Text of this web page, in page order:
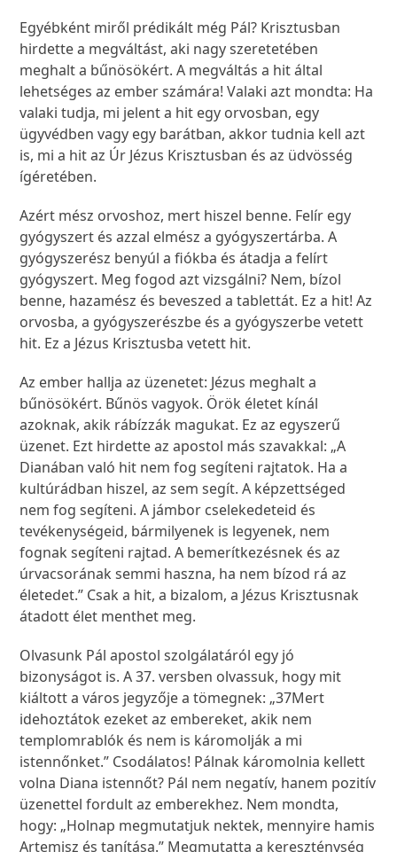
Egyébként miről prédikált még Pál? Krisztusban
hirdette a megváltást, aki nagy szeretetében
meghalt a bűnösökért. A megváltás a hit által
lehetséges az ember számára! Valaki azt mondta: Ha
valaki tudja, mi jelent a hit egy orvosban, egy
ügyvédben vagy egy barátban, akkor tudnia kell azt
is, mi a hit az Úr Jézus Krisztusban és az üdvösség
ígéretében.
Azért mész orvoshoz, mert hiszel benne. Felír egy
gyógyszert és azzal elmész a gyógyszertárba. A
gyógyszerész benyúl a fiókba és átadja a felírt
gyógyszert. Meg fogod azt vizsgálni? Nem, bízol
benne, hazamész és beveszed a tablettát. Ez a hit! Az
orvosba, a gyógyszerészbe és a gyógyszerbe vetett
hit. Ez a Jézus Krisztusba vetett hit.
Az ember hallja az üzenetet: Jézus meghalt a
bűnösökért. Bűnös vagyok. Örök életet kínál
azoknak, akik rábízzák magukat. Ez az egyszerű
üzenet. Ezt hirdette az apostol más szavakkal: „A
Dianában való hit nem fog segíteni rajtatok. Ha a
kultúrádban hiszel, az sem segít. A képzettséged
nem fog segíteni. A jámbor cselekedeteid és
tevékenységeid, bármilyenek is legyenek, nem
fognak segíteni rajtad. A bemerítkezésnek és az
úrvacsorának semmi haszna, ha nem bízod rá az
életedet.” Csak a hit, a bizalom, a Jézus Krisztusnak
átadott élet menthet meg.
Olvasunk Pál apostol szolgálatáról egy jó
bizonyságot is. A 37. versben olvassuk, hogy mit
kiáltott a város jegyzője a tömegnek: „37Mert
idehoztátok ezeket az embereket, akik nem
templomrablók és nem is káromolják a mi
istennőnket.” Csodálatos! Pálnak káromolnia kellett
volna Diana istennőt? Pál nem negatív, hanem pozitív
üzenettel fordult az emberekhez. Nem mondta,
hogy: „Holnap megmutatjuk nektek, mennyire hamis
Artemisz és tanítása.” Megmutatta a kereszténység